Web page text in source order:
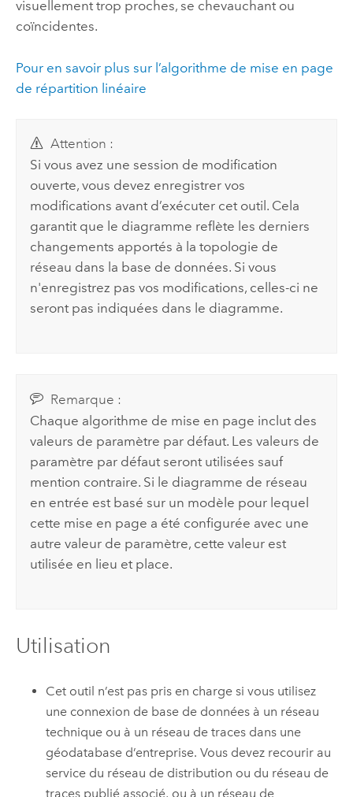
visuellement trop proches, se chevauchant ou
coïncidentes.
Pour en savoir plus sur l’algorithme de mise en page
de répartition linéaire
Attention :
Si vous avez une session de modification
ouverte, vous devez enregistrer vos
modifications avant d’exécuter cet outil. Cela
garantit que le diagramme reflète les derniers
changements apportés à la topologie de
réseau dans la base de données. Si vous
n'enregistrez pas vos modifications, celles-ci ne
seront pas indiquées dans le diagramme.
Remarque :
Chaque algorithme de mise en page inclut des
valeurs de paramètre par défaut. Les valeurs de
paramètre par défaut seront utilisées sauf
mention contraire. Si le diagramme de réseau
en entrée est basé sur un modèle pour lequel
cette mise en page a été configurée avec une
autre valeur de paramètre, cette valeur est
utilisée en lieu et place.
Utilisation
Cet outil n’est pas pris en charge si vous utilisez
une connexion de base de données à un réseau
technique ou à un réseau de traces dans une
géodatabase d’entreprise. Vous devez recourir au
service du réseau de distribution ou du réseau de
traces publié associé, ou à un réseau de